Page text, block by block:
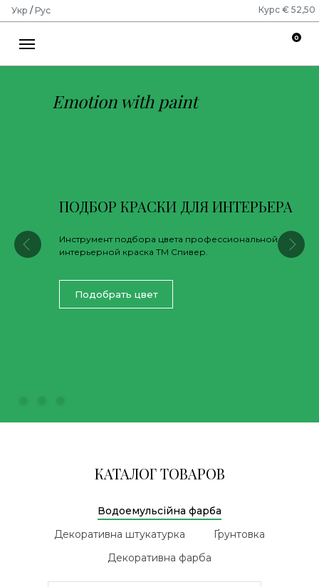
Укр / Рус Курс € 52,50
0
Emotion with paint
ПОДБОР КРАСКИ ДЛЯ ФАСАДА
Инструмент подбора цвета
краска ТМ Спивер.
Подобрать цвет
КАТАЛОГ ТОВАРОВ
Водоемульсійна фарба
Декоративна штукатурка
Ґрунтовка
Декоративна фарба